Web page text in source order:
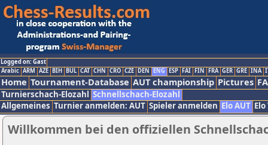
Logged on: Gast
Arabic ARM AZE BIH BUL CAT CHN CRO CZE DEN ENG ESP FAI FIN FRA GER GRE INA
Home Tournament-Database AUT championship Pictures
Turnierschach-Elozahl Schnellschach-Elozahl
Allgemeines Turnier anmelden: AUT Spieler anmelden Elo AUT
Willkommen bei den offiziellen